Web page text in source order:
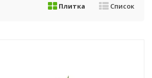
Плитка Список